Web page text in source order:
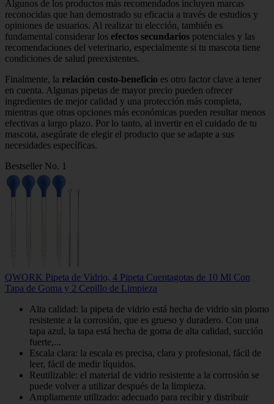
Algunos de los productos más recomendados incluyen marcas
reconocidas que han demostrado su eficacia a través de estudios y
opiniones de usuarios. Al realizar tu elección, también es
fundamental considerar los efectos secundarios potenciales y las
recomendaciones del veterinario, especialmente si tu mascota tiene
condiciones de salud preexistentes.
Finalmente, la relación costo-beneficio es otro factor clave a tener
en cuenta. Algunas pipetas de mayor precio pueden ofrecer
ingredientes de mejor calidad y una protección más completa,
mientras que otras opciones más económicas pueden resultar menos
efectivas a largo plazo. Por lo tanto, al invertir en el cuidado de tu
mascota, asegúrate de elegir el producto que se adapte a sus
necesidades específicas.
Bestseller No. 1
QWORK Pipeta de Vidrio, 4 Pipeta Cuentagotas de 10 Ml Con
Tapa de Goma y 2 Cepillo de Limpieza
Alta calidad: la pipeta de vidrio está hecha de vidrio sin plomo
resistente a la corrosión, que es grueso y duradero. Con una
tapa azul, la tapa está hecha de goma de alta calidad, succión
fuerte,...
Escala clara: la escala es precisa, clara y profesional, fácil de
leer, fácil de medir líquidos.
Reutilizable: el material de vidrio resistente a la corrosión se
puede volver a utilizar después de la limpieza.
Ampliamente utilizado: adecuado para recibir y distribuir